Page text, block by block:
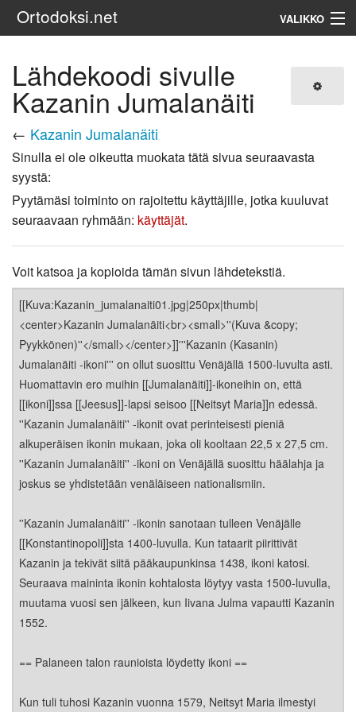
Ortodoksi.net VALIKKO
Haku
Lähdekoodi sivulle
Kazanin Jumalanäiti
← Kazanin Jumalanäiti
Sinulla ei ole oikeutta muokata tätä sivua seuraavasta
syystä:
Pyytämäsi toiminto on rajoitettu käyttäjille, jotka kuuluvat
seuraavaan ryhmään: käyttäjät.
Voit katsoa ja kopioida tämän sivun lähdetekstiä.